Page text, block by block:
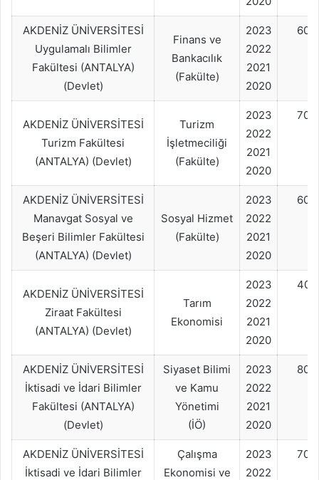
AKDENİZ ÜNİVERSİTESİ
Uygulamalı Bilimler
Fakültesi (ANTALYA)
(Devlet)
Finans ve
Bankacılık
(Fakülte)
2023
2022
2021
2020
AKDENİZ ÜNİVERSİTESİ
Turizm Fakültesi
(ANTALYA) (Devlet)
Turizm
İşletmeciliği
(Fakülte)
2023
2022
2021
2020
AKDENİZ ÜNİVERSİTESİ
Manavgat Sosyal ve
Beşeri Bilimler Fakültesi
(ANTALYA) (Devlet)
Sosyal Hizmet
(Fakülte)
2023
2022
2021
2020
AKDENİZ ÜNİVERSİTESİ
Ziraat Fakültesi
(ANTALYA) (Devlet)
Tarım
Ekonomisi
2023
2022
2021
2020
AKDENİZ ÜNİVERSİTESİ
İktisadi ve İdari Bilimler
Fakültesi (ANTALYA)
(Devlet)
Siyaset Bilimi
ve Kamu
Yönetimi
(İÖ)
2023
2022
2021
2020
AKDENİZ ÜNİVERSİTESİ
İktisadi ve İdari Bilimler
Çalışma
Ekonomisi ve
2023
2022